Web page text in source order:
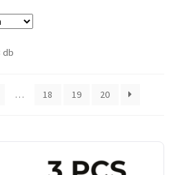
dbSorted
… 18 19 20